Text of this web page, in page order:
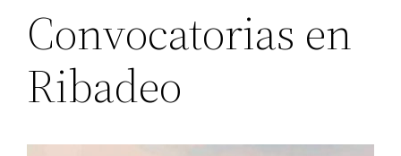
Convocatorias en
Ribadeo